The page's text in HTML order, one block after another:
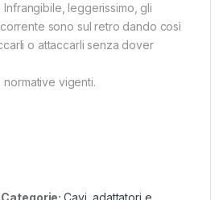
Infrangibile, leggerissimo, gli
sono sul retro dando così
o attaccarli senza dover
vigenti.
Categorie: Cavi, adattatori e